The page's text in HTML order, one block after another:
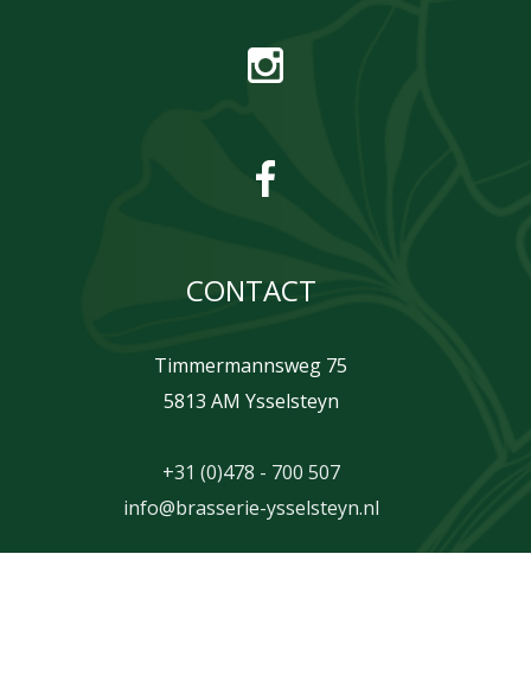
CONTACT
Timmermannsweg 75
5813 AM Ysselsteyn
+31 (0)478 - 700 507
info@brasserie-ysselsteyn.nl